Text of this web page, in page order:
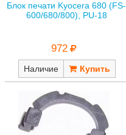
Блок печати Kyocera 680 (FS-
600/680/800), PU-18
972
Наличие